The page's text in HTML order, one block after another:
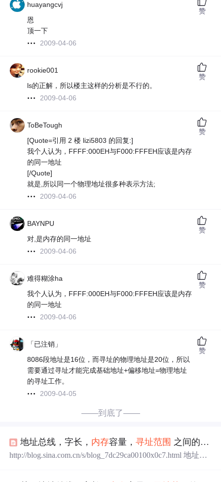
huayangcvj
恩
顶一下
2009-04-06
赞
rookie001
ls的正解，所以楼主这样的分析是不行的。
2009-04-06
赞
ToBeTough
[Quote=引用 2 楼 lizi5803 的回复:]
我个人认为，FFFF:000EH与F000:FFFEH应该是内存
的同一地址
[/Quote]
就是,所以同一个物理地址很多种表示方法;
2009-04-06
赞
BAYNPU
对,是内存的同一地址
2009-04-06
赞
难得糊涂ha
我个人认为，FFFF:000EH与F000:FFFEH应该是内存
的同一地址
2009-04-06
赞
「已注销」
8086段地址是16位，而寻址的物理地址是20位，所以
需要通过寻址才能完成基础地址+偏移地址=物理地址
的寻址工作。
2009-04-05
赞
——到底了——
地址总线，字长， 内存容量，寻址范围 之间的计算
http://blog.sina.com.cn/s/blog_7dc29ca00100x0c7.html 地址总